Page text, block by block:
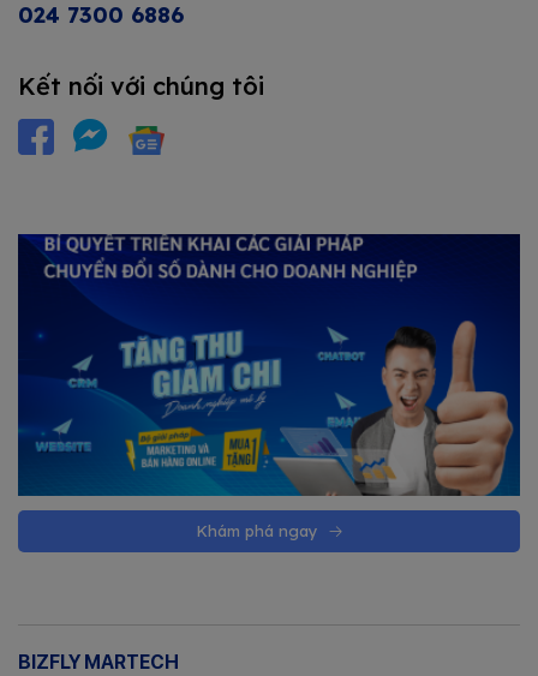
024 7300 6886
Kết nối với chúng tôi
Khám phá ngay
BIZFLY MARTECH